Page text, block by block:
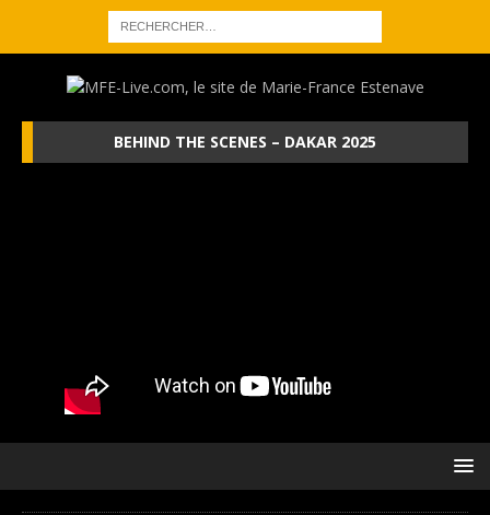
BEHIND THE SCENES – DAKAR 2025